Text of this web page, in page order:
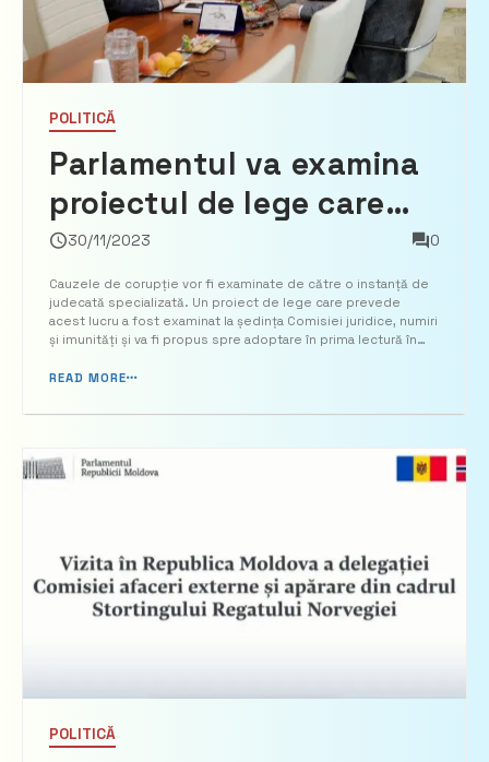
POLITICĂ
Parlamentul va examina
proiectul de lege care
prevede crearea
sistemului judecătoresc
anticorupție
30/11/2023 0
Cauzele de corupție vor fi examinate de către o instanță de
judecată specializată. Un proiect de lege care prevede
acest lucru a fost examinat la ședința Comisiei juridice, numiri
și imunități și va fi propus spre adoptare în prima lectură în
judecătoresc anticorupție și modi...
READ MORE
POLITICĂ